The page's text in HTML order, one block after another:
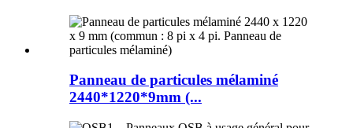
Panneau de particules mélaminé
2440*1220*9mm (...